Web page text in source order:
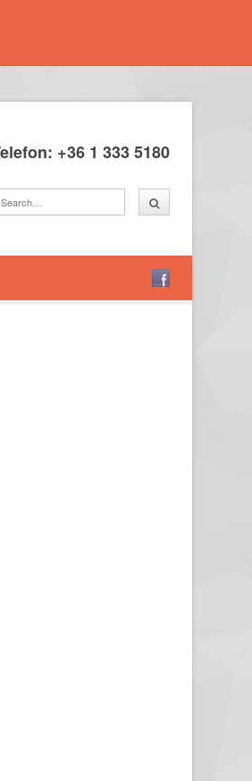
+36 1 333 5180